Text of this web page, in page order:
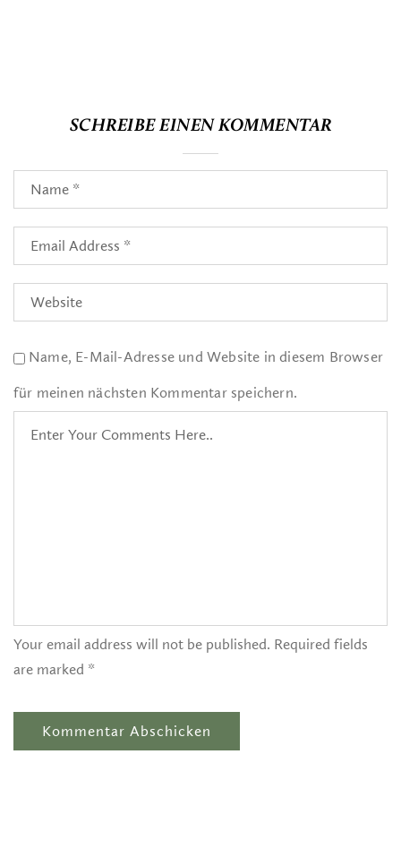
SCHREIBE EINEN KOMMENTAR
Name, E-Mail-Adresse und Website in diesem Browser
für meinen nächsten Kommentar speichern.
Your email address will not be published. Required fields
are marked *